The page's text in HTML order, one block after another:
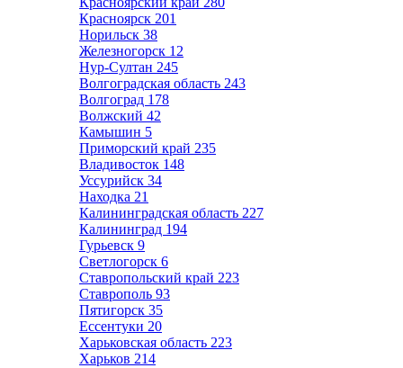
Красноярск 201
Норильск 38
Железногорск 12
Нур-Султан 245
Волгоградская область 243
Волгоград 178
Волжский 42
Камышин 5
Приморский край 235
Владивосток 148
Уссурийск 34
Находка 21
Калининградская область 227
Калининград 194
Гурьевск 9
Светлогорск 6
Ставропольский край 223
Ставрополь 93
Пятигорск 35
Ессентуки 20
Харьковская область 223
Харьков 214